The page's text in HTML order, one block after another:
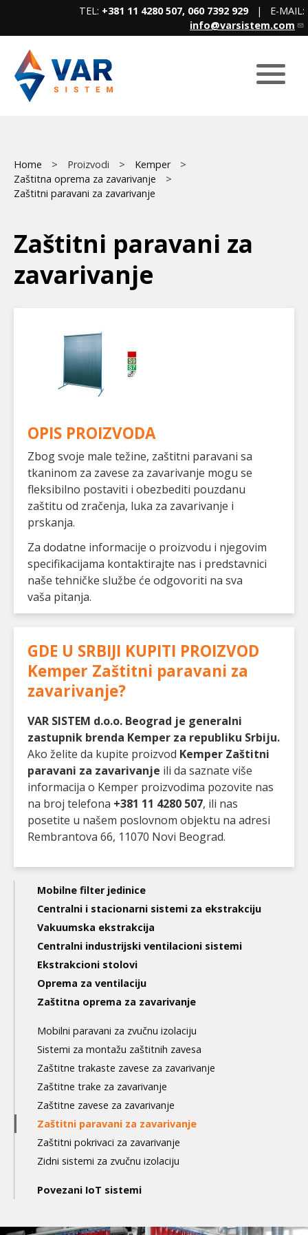
content
TEL: +381 11 4280 507, 060 7392 929| E-MAIL:
info@varsistem.com
Main
menu
Breadcrumb
Home Proizvodi
Kemper
Zaštitna oprema za zavarivanje
Zaštitni paravani za zavarivanje
Zaštitni paravani za
zavarivanje
OPIS PROIZVODA
Zbog svoje male težine, zaštitni paravani sa
tkaninom za zavese za zavarivanje mogu se
fleksibilno postaviti i obezbediti pouzdanu
zaštitu od zračenja, luka za zavarivanje i
prskanja.
Za dodatne informacije o proizvodu i njegovim
specifikacijama kontaktirajte nas i predstavnici
naše tehničke službe će odgovoriti na sva
vaša pitanja.
GDE U SRBIJI KUPITI PROIZVOD
Kemper Zaštitni paravani za
zavarivanje?
VAR SISTEM d.o.o. Beograd je generalni
zastupnik brenda Kemper za republiku Srbiju.
Ako želite da kupite proizvod Kemper Zaštitni
paravani za zavarivanje ili da saznate više
informacija o Kemper proizvodima pozovite nas
na broj telefona +381 11 4280 507, ili nas
posetite u našem poslovnom objektu na adresi
Rembrantova 66, 11070 Novi Beograd.
Main
navigation
3nd
level
Mobilne filter jedinice
Centralni i stacionarni sistemi za ekstrakciju
Vakuumska ekstrakcija
Centralni industrijski ventilacioni sistemi
Ekstrakcioni stolovi
Oprema za ventilaciju
Zaštitna oprema za zavarivanje
Mobilni paravani za zvučnu izolaciju
Sistemi za montažu zaštitnih zavesa
Zaštitne trakaste zavese za zavarivanje
Zaštitne trake za zavarivanje
Zaštitne zavese za zavarivanje
Zaštitni paravani za zavarivanje
Zaštitni pokrivaci za zavarivanje
Zidni sistemi za zvučnu izolaciju
Povezani IoT sistemi